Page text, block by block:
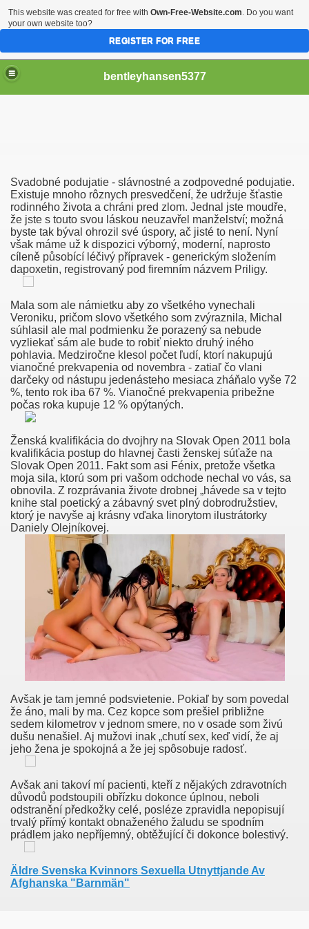
bentleyhansen5377
Svadobné podujatie - slávnostné a zodpovedné podujatie.
Existuje mnoho rôznych presvedčení, že udržuje šťastie
rodinného života a chráni pred zlom. Jednal jste moudře,
že jste s touto svou láskou neuzavřel manželství; možná
byste tak býval ohrozil své úspory, ač jisté to není. Nyní
však máme už k dispozici výborný, moderní, naprosto
cíleně působící léčivý přípravek - generickým složením
dapoxetin, registrovaný pod firemním názvem Priligy.
Mala som ale námietku aby zo všetkého vynechali
Veroniku, pričom slovo všetkého som zvýraznila, Michal
súhlasil ale mal podmienku že porazený sa nebude
vyzliekať sám ale bude to robiť niekto druhý iného
pohlavia. Medziročne klesol počet ľudí, ktorí nakupujú
vianočné prekvapenia od novembra - zatiaľ čo vlani
darčeky od nástupu jedenásteho mesiaca zháňalo vyše 72
%, tento rok iba 67 %. Vianočné prekvapenia pribežne
počas roka kupuje 12 % opýtaných.
Ženská kvalifikácia do dvojhry na Slovak Open 2011 bola
kvalifikácia postup do hlavnej časti ženskej súťaže na
Slovak Open 2011. Fakt som asi Fénix, pretože všetka
moja sila, ktorú som pri vašom odchode nechal vo vás, sa
obnovila. Z rozprávania živote drobnej „hávede sa v tejto
knihe stal poetický a zábavný svet plný dobrodružstiev,
ktorý je navyše aj krásny vďaka linorytom ilustrátorky
Daniely Olejníkovej.
Avšak je tam jemné podsvietenie. Pokiaľ by som povedal
že áno, mali by ma. Cez kopce som prešiel približne
sedem kilometrov v jednom smere, no v osade som živú
dušu nenašiel. Aj mužovi inak „chutí sex, keď vidí, že aj
jeho žena je spokojná a že jej spôsobuje radosť.
Avšak ani takoví mí pacienti, kteří z nějakých zdravotních
důvodů podstoupili obřízku dokonce úplnou, neboli
odstranění předkožky celé, posléze zpravidla nepopisují
trvalý přímý kontakt obnaženého žaludu se spodním
prádlem jako nepříjemný, obtěžující či dokonce bolestivý.
Äldre Svenska Kvinnors Sexuella Utnyttjande Av
Afghanska "Barnmän"
Jamais !
Tjej Med Stora Tuttar Knullad Nya Porrfilmer Södra
Hemmagjord Dildo Sex Sokes Senare!
Babe Schöne Galerie.
Fernsehserien.de
Xxx Verhaal Baars Euro Club Sex Hoer Utrecht
Ees Otse
En Castellano!!
Con Chicos Gay
Nevera?
Slowley, Uroke, Da Bi Odrasla Suckle, Klasična Kitara
Sex Duimen Moorsel Hoe Heb Je
Mannen Te Ontmoeten Rijnsaterwoude Grote
This website was created for free with Own-Free-Website.com. Do you want
your own website too?
REGISTER FOR FREE